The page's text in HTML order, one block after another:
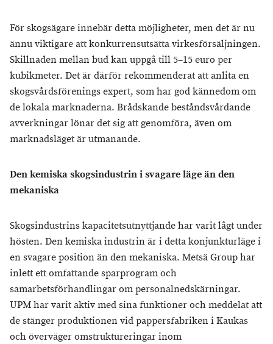
För skogsägare innebär detta möjligheter, men det är nu
ännu viktigare att konkurrensutsätta virkesförsäljningen.
Skillnaden mellan bud kan uppgå till 5–15 euro per
kubikmeter. Det är därför rekommenderat att anlita en
skogsvårdsförenings expert, som har god kännedom om
de lokala marknaderna. Brådskande beståndsvårdande
avverkningar lönar det sig att genomföra, även om
marknadsläget är utmanande.
Den kemiska skogsindustrin i svagare läge än den
mekaniska
Skogsindustrins kapacitetsutnyttjande har varit lågt under
hösten. Den kemiska industrin är i detta konjunkturläge i
en svagare position än den mekaniska. Metsä Group har
inlett ett omfattande sparprogram och
samarbetsförhandlingar om personalnedskärningar.
UPM har varit aktiv med sina funktioner och meddelat att
de stänger produktionen vid pappersfabriken i Kaukas
och överväger omstruktureringar inom